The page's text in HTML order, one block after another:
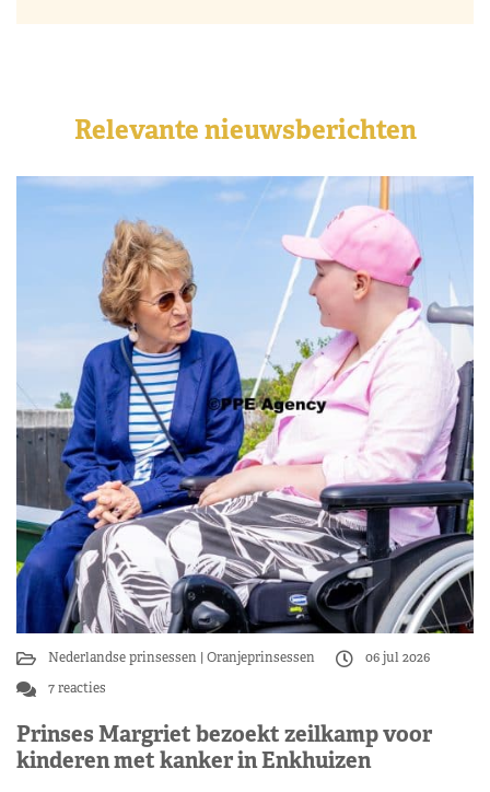
Relevante nieuwsberichten
Nederlandse prinsessen Oranjeprinsessen
06 jul 2026
7 reacties
Prinses Margriet bezoekt zeilkamp voor
kinderen met kanker in Enkhuizen